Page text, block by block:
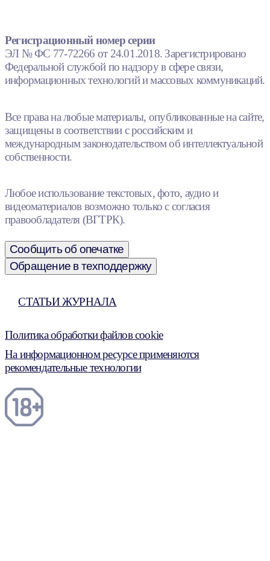
Регистрационный номер серии
ЭЛ № ФС 77-72266 от 24.01.2018. Зарегистрировано
Федеральной службой по надзору в сфере связи,
информационных технологий и массовых коммуникаций.
Все права на любые материалы, опубликованные на сайте,
защищены в соответствии с российским и
международным законодательством об интеллектуальной
собственности.
Любое использование текстовых, фото, аудио и
видеоматериалов возможно только с согласия
правообладателя (ВГТРК).
Сообщить об опечатке
Обращение в техподдержку
СТАТЬИ ЖУРНАЛА
Политика обработки файлов cookie
На информационном ресурсе применяются
рекомендательные технологии